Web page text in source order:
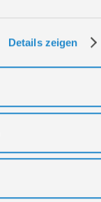
Details zeigen